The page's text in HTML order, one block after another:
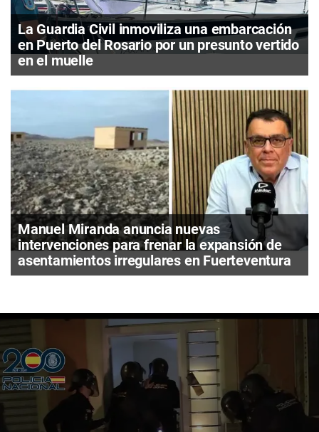
La Guardia Civil inmoviliza una embarcación
en Puerto del Rosario por un presunto vertido
en el muelle
Manuel Miranda anuncia nuevas
intervenciones para frenar la expansión de
asentamientos irregulares en Fuerteventura